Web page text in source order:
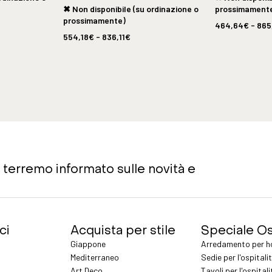
✖ Non disponibile (su ordinazione o
prossimamente)
554,18€ - 836,11€
464,64€ -
terremo informato sulle novità e
Acquista per stile
Giappone
Mediterraneo
Speciale
Arredamento per
Sedie per